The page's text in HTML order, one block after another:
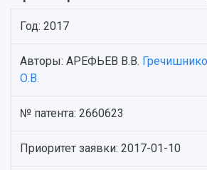
НАЗАД
История
Главные новости
Почему я выбираю Самарский
Основные научные
Год: 2017
Авторы: АРЕФЬЕВ В.В.
О.В.
№ патента: 2660623
Приоритет заявки: 2017-01-10